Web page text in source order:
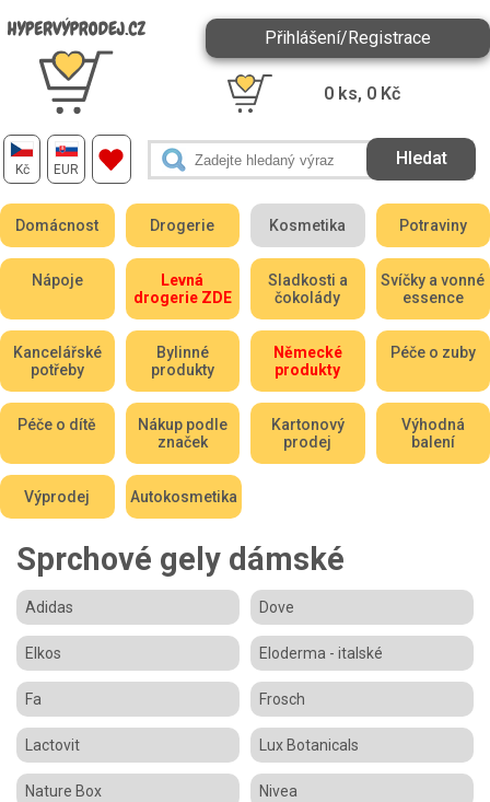
Kč EUR
Přihlášení/Registrace
0 ks, 0 Kč
Domácnost Drogerie Kosmetika Potraviny
Nápoje
Levná
drogerie ZDE
Sladkosti a
čokolády
Svíčky a vonné
essence
Kancelářské
potřeby
Bylinné
produkty
Německé
produkty
Péče o zuby
Péče o dítě
Nákup podle
značek
Kartonový
prodej
Výhodná
balení
Výprodej Autokosmetika
Sprchové gely dámské
Adidas Dove
Elkos Eloderma - italské
Fa Frosch
Lactovit Lux Botanicals
Nature Box Nivea